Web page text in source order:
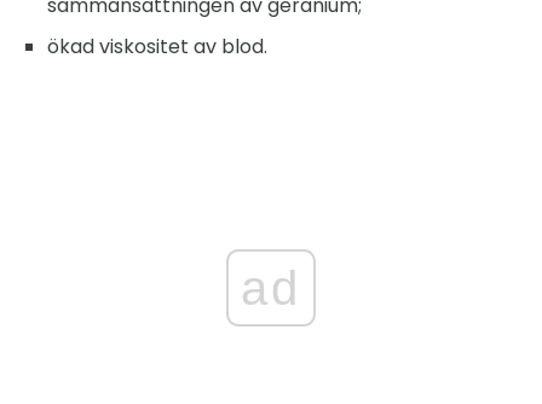
ökad viskositet av blod.
ad